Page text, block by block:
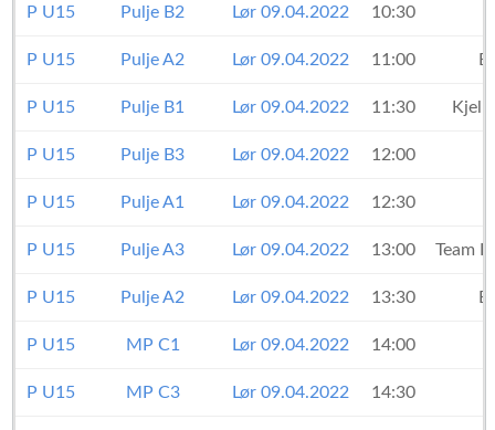
P U15 Pulje B2 Lør 09.04.2022 10:30
P U15 Pulje A2 Lør 09.04.2022 11:00
P U15 Pulje B1 Lør 09.04.2022 11:30
P U15 Pulje B3 Lør 09.04.2022 12:00
P U15 Pulje A1 Lør 09.04.2022 12:30
P U15 Pulje A3 Lør 09.04.2022 13:00 Team
P U15 Pulje A2 Lør 09.04.2022 13:30
P U15 MP C1 Lør 09.04.2022 14:00
P U15 MP C3 Lør 09.04.2022 14:30